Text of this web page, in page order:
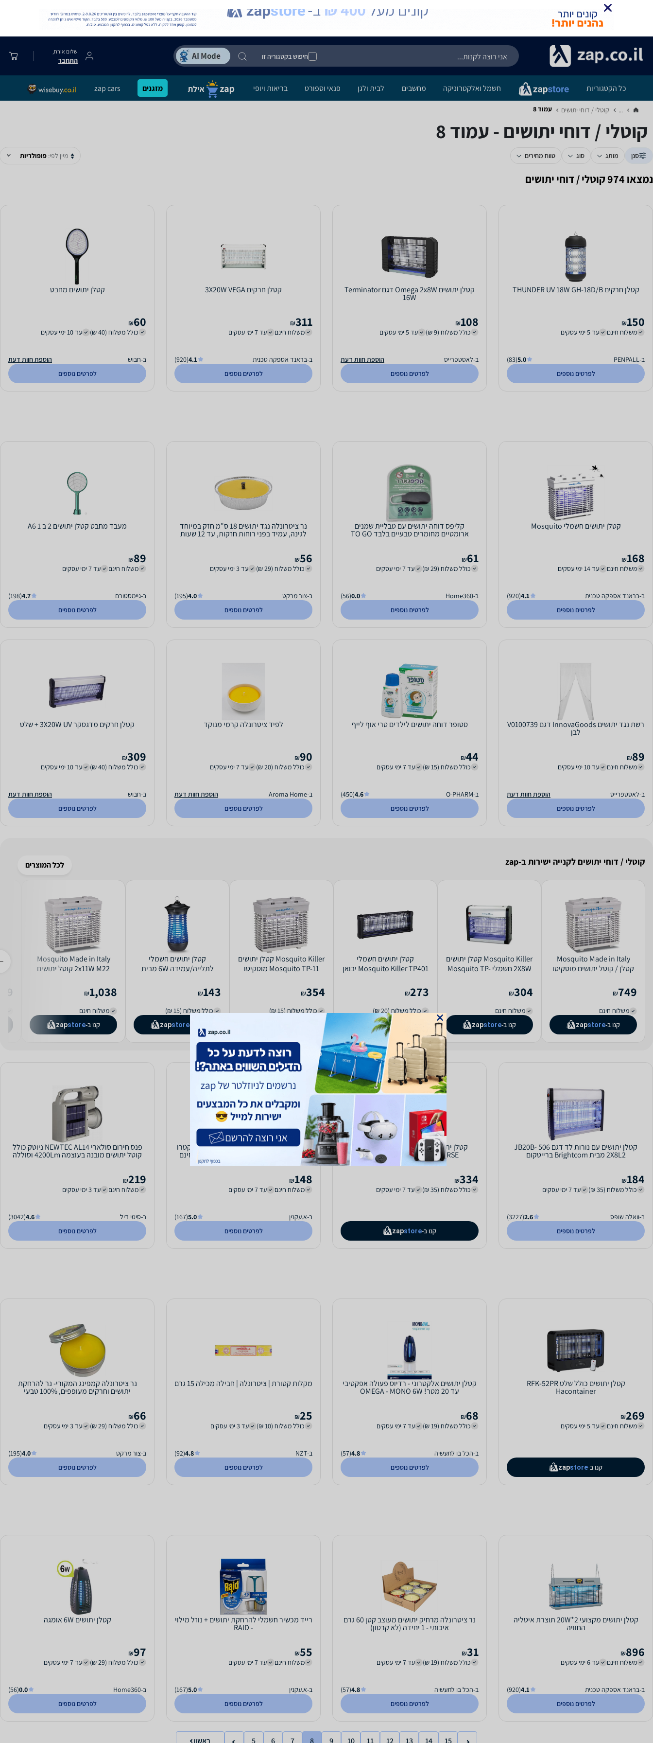
חיפוש בקטגוריה זו
שלום אורח,
התחבר
כל הקטגוריות חשמל ואלקטרוניקה מחשבים לבית ולגן פנאי וספורט בריאות ויופי מזגנים zap cars
... קוטלי / דוחי יתושים‏ עמוד 8
קוטלי / דוחי יתושים - עמוד 8
סנן מותג סוג טווח מחירים מיין לפי: פופולריות
נמצאו 974 קוטלי / דוחי יתושים
קטלן חרקים THUNDER UV 18W GH-18D/B
150
₪
משלוח חינם
עד 5 ימי עסקים
ב-PENPALL 5.0
(83)
לפרטים נוספים
קטלן יתושים 2x8W ‏Omega דגם Terminator
16W
108
₪
כולל משלוח (9 ₪)
עד 5 ימי עסקים
ב-לאסטפרייס
הוספת חוות דעת
לפרטים נוספים
קטלן חרקים 3X20W VEGA
311
₪
משלוח חינם
עד 7 ימי עסקים
ב-בראנד אספקה טכנית 4.1
(920)
לפרטים נוספים
קטלן יתושים מחבט
60
₪
כולל משלוח (40 ₪)
עד 10 ימי עסקים
ב-חבוש
הוספת חוות דעת
לפרטים נוספים
קטלן יתושים חשמלי Mosquito
168
₪
משלוח חינם
עד 14 ימי עסקים
ב-בראנד אספקה טכנית 4.1
(920)
לפרטים נוספים
קליפס דוחה יתושים עם טבליית שמנים
ארומטיים מחומרים טבעיים בלבד TO GO
61
₪
כולל משלוח (29 ₪)
עד 7 ימי עסקים
ב-Home360 0.0
(56)
לפרטים נוספים
נר ציטרונלה נגד יתושים 18 ס"מ חזק במיוחד
לגינה, עמיד בפני רוחות חזקות, עד 12 שעות
56
₪
כולל משלוח (29 ₪)
עד 3 ימי עסקים
ב-צור מרקט 4.0
(195)
לפרטים נוספים
מעבד מחבט קטלן יתושים 2 ב 1 A6
89
₪
משלוח חינם
עד 7 ימי עסקים
ב-גיימסטורם 4.7
(198)
לפרטים נוספים
רשת נגד יתושים InnovaGoods דגם V0100739
לבן
89
₪
משלוח חינם
עד 10 ימי עסקים
ב-לאסטפרייס
הוספת חוות דעת
לפרטים נוספים
סטופר דוחה יתושים לילדים טרי אוף לייף
44
₪
כולל משלוח (15 ₪)
עד 7 ימי עסקים
ב-O-PHARM 4.6
(450)
לפרטים נוספים
לפיד ציטרונלה קרמי מנוקד
90
₪
כולל משלוח (20 ₪)
עד 7 ימי עסקים
ב-Aroma Home
הוספת חוות דעת
לפרטים נוספים
קטלן חרקים מדגסקר 3X20W UV + שלט
309
₪
כולל משלוח (40 ₪)
עד 10 ימי עסקים
ב-חבוש
הוספת חוות דעת
לפרטים נוספים
קוטלי / דוחי יתושים לקנייה ישירות ב-zap לכל המוצרים
Mosquito Made in Italy
קטלן / קוטל יתושים מוסקיטו
749
₪
משלוח חינם
קנו ב-
zapstore
Mosquito Killer קטלן יתושים
2X8W חשמלי Mosquito TP-
304
₪
משלוח חינם
קנו ב-
zapstore
קטלן יתושים חשמלי
Mosquito Killer TP401 יבואן
273
₪
כולל משלוח (20 ₪)
zapstore
Mosquito Killer קטלן יתושים
Mosquito TP-11 מוסקיטו
354
₪
כולל משלוח (15 ₪)
קטלן יתושים חשמלי
לתלייה/עמידה 6W מבית
143
₪
כולל משלוח (15 ₪)
קנו ב-
zapstore
Mosquito Made in Italy
2x11W M22 קוטל יתושים
1,038
₪
משלוח חינם
קנו ב-
zapstore
קטלן יתושים עם נורות לד דגם 506 JB20B-
2X8L2 מבית Brightcom ברייטקום
184
₪
כולל משלוח (35 ₪)
עד 7 ימי עסקים
ב-וואלה שופס 2.6
(3227)
לפרטים נוספים
קטלן יתושים מתח קטילה 2800V עוצמתי
UNIVERSE יוניברס דגם NRI-2220
334
₪
כולל משלוח (35 ₪)
עד 7 ימי עסקים
קנו ב- zapstore
קטלן יתושים ביתי 2X8W דגם EL-1009 אלקטרו
חנן ELECTRO HANAN משלוח עד הבית חינם
148
₪
משלוח חינם
עד 7 ימי עסקים
ב-א.עקנין 5.0
(167)
לפרטים נוספים
פנס חירום סולארי NEWTEC AL14 ניוטק כולל
קוטל יתושים מובנה בעוצמה 4200Lm וסוללה
219
₪
משלוח חינם
עד 3 ימי עסקים
ב-סיטי דיל 4.6
(3042)
לפרטים נוספים
קטלן יתושים כולל שלט RFK-52PR
Hacontainer
269
₪
משלוח חינם
עד 5 ימי עסקים
קנו ב- zapstore
קטלן יתושים אלקטרוני - רדיוס פעולה אפקטיבי
עד 20 מטר! OMEGA - MONO 6W
68
₪
כולל משלוח (19 ₪)
עד 7 ימי עסקים
ב-הכל בו לתעשיה 4.8
(57)
לפרטים נוספים
מקלות קטורת | ציטרונלה | חבילה מכילה 15 גרם
25
₪
כולל משלוח (10 ₪)
עד 3 ימי עסקים
ב-NZT 4.8
(92)
לפרטים נוספים
נר ציטרונלה קמפינג המקורי- נר להרחקת
יתושים וחרקים מעופפים, 100% טבעי
66
₪
כולל משלוח (29 ₪)
עד 3 ימי עסקים
ב-צור מרקט 4.0
(195)
לפרטים נוספים
קטלן יתושים מקצועי 2*20W תוצרת איטליה
החוויה
896
₪
משלוח חינם
עד 6 ימי עסקים
ב-בראנד אספקה טכנית 4.1
(920)
לפרטים נוספים
נר ציטרונלה מרחיק יתושים מעוצב קטן 60 גרם
איכותי - 1 יחידה (לא קרטון)
31
₪
כולל משלוח (19 ₪)
עד 7 ימי עסקים
ב-הכל בו לתעשיה 4.8
(57)
לפרטים נוספים
רייד מכשיר חשמלי להרחקת יתושים + נוזל מילוי
- RAID
55
₪
משלוח חינם
עד 7 ימי עסקים
ב-א.עקנין 5.0
(167)
לפרטים נוספים
קטלן יתושים 6W אומגה
97
₪
כולל משלוח (29 ₪)
עד 7 ימי עסקים
ב-Home360 0.0
(56)
לפרטים נוספים
5 6 7 8 9 10 11 12 13 14 15 ראשון